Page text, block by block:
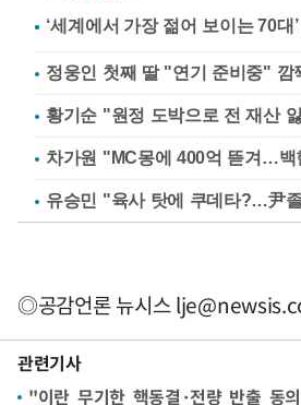
정웅인 첫째 딸 "연기 준비중" 깜
황기순 "원정 도박으로 전 재산
◎공감언론 뉴시스
관련기사